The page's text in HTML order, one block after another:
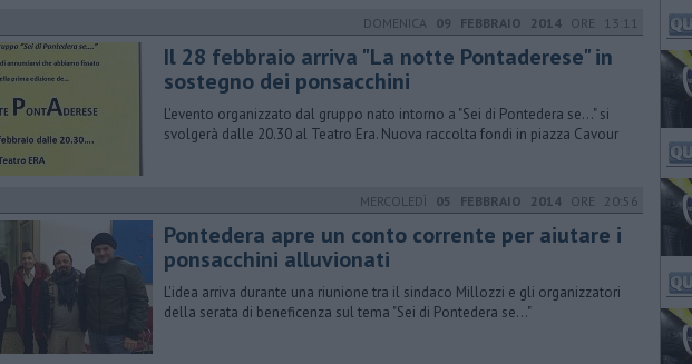
DOMENICA 09 FEBBRAIO 2014 ORE 13:11
Il 28 febbraio arriva "La notte Pontaderese" in
sostegno dei ponsacchini
L'evento organizzato dal gruppo nato intorno a "Sei di Pontedera se..." si
svolgerà dalle 20.30 al Teatro Era. Nuova raccolta fondi in piazza Cavour
MERCOLEDÌ 05 FEBBRAIO 2014 ORE 20:56
Pontedera apre un conto corrente per aiutare i
ponsacchini alluvionati
L'idea arriva durante una riunione tra il sindaco Millozzi e gli organizzatori
della serata di beneficenza sul tema "Sei di Pontedera se..."